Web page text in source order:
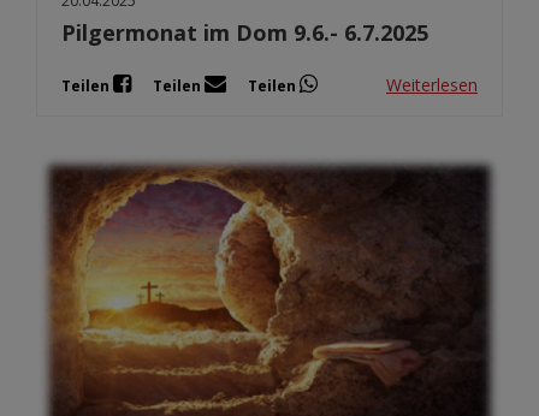
Pilgermonat im Dom 9.6.- 6.7.2025
Teilen Teilen Teilen Weiterlesen